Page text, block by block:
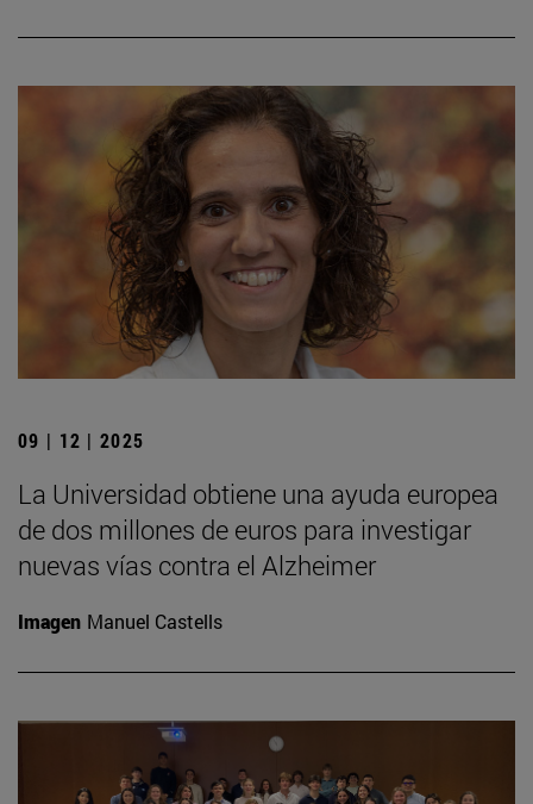
09 | 12 | 2025
La Universidad obtiene una ayuda europea
de dos millones de euros para investigar
nuevas vías contra el Alzheimer
Imagen Manuel Castells